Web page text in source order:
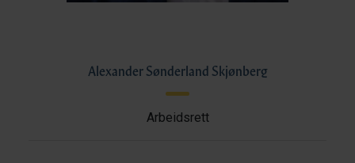
Alexander Sønderland Skjønberg
Arbeidsrett